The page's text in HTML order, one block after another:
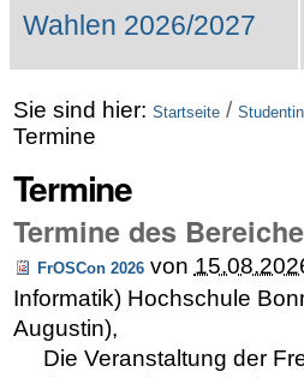
Wahlen 2026/2027
Sie sind hier: Startseite /
Termine
Termine
Termine des
FrOSCon 2026 von
Informatik) Hochschule
Augustin),
Die Veranstaltung der